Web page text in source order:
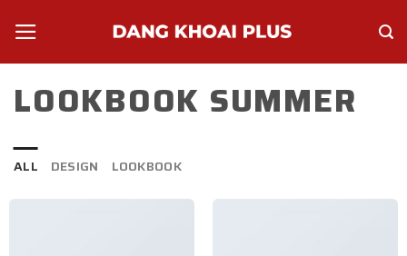
content
LOOKBOOK SUMMER
ALL DESIGN LOOKBOOK